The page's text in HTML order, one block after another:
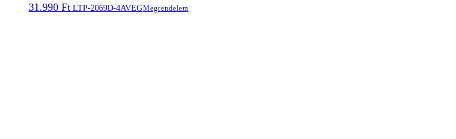
31.990 Ft LTP-2069D-4AVEGMegrendelem